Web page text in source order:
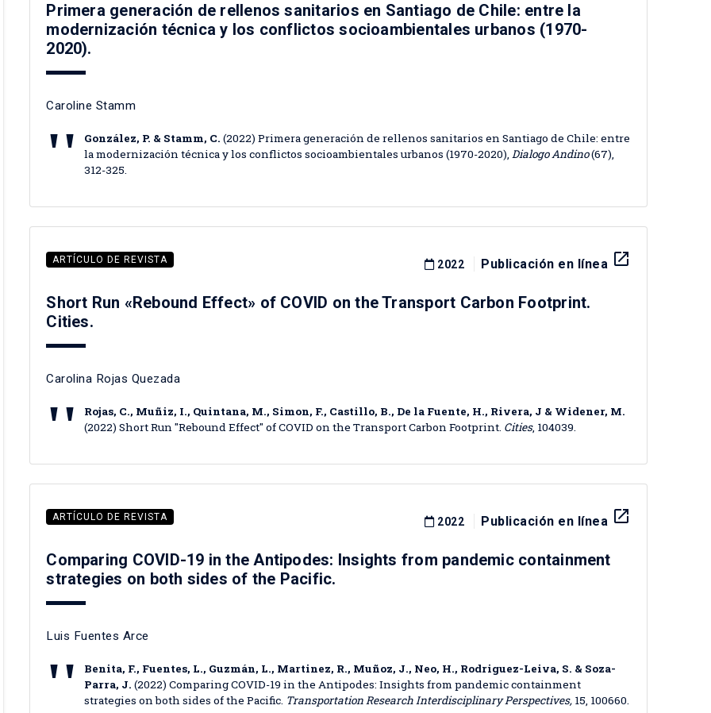
Primera generación de rellenos sanitarios en Santiago de Chile: entre la
modernización técnica y los conflictos socioambientales urbanos (1970-
2020).
Caroline Stamm
González, P. & Stamm, C. (2022) Primera generación de rellenos sanitarios en Santiago de Chile: entre
la modernización técnica y los conflictos socioambientales urbanos (1970-2020),Dialogo Andino(67),
312-325.
ARTÍCULO DE REVISTA 2022 Publicación en línea launch
Short Run «Rebound Effect» of COVID on the Transport Carbon Footprint.
Cities.
Carolina Rojas Quezada
Rojas, C., Muñiz, I., Quintana, M., Simon, F., Castillo, B., De la Fuente, H., Rivera, J & Widener, M.
(2022) Short Run "Rebound Effect" of COVID on the Transport Carbon Footprint. Cities, 104039.
ARTÍCULO DE REVISTA 2022 Publicación en línea launch
Comparing COVID-19 in the Antipodes: Insights from pandemic containment
strategies on both sides of the Pacific.
Luis Fuentes Arce
Benita, F., Fuentes, L., Guzmán, L., Martinez, R., Muñoz, J., Neo, H., Rodriguez-Leiva, S. & Soza-
Parra, J. (2022) Comparing COVID-19 in the Antipodes: Insights from pandemic containment
strategies on both sides of the Pacific. Transportation Research Interdisciplinary Perspectives, 15, 100660.